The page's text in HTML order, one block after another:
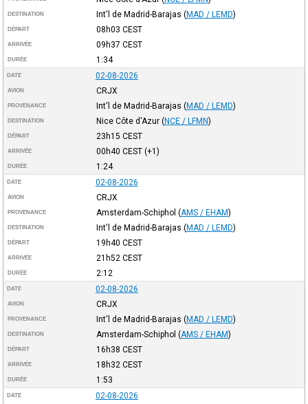
DESTINATION Int'l de Madrid-Barajas (MAD / LEMD)
DÉPART 08h03 CEST
ARRIVÉE 09h37 CEST
DURÉE 1:34
DATE 02-08-2026
AVION CRJX
PROVENANCE Int'l de Madrid-Barajas (MAD / LEMD)
DESTINATION Nice Côte d'Azur (NCE / LFMN)
DÉPART 23h15 CEST
ARRIVÉE 00h40 CEST(+1)
DURÉE 1:24
DATE 02-08-2026
AVION CRJX
PROVENANCE Amsterdam-Schiphol (AMS / EHAM)
DESTINATION Int'l de Madrid-Barajas (MAD / LEMD)
DÉPART 19h40 CEST
ARRIVÉE 21h52 CEST
DURÉE 2:12
DATE 02-08-2026
AVION CRJX
PROVENANCE Int'l de Madrid-Barajas (MAD / LEMD)
DESTINATION Amsterdam-Schiphol (AMS / EHAM)
DÉPART 16h38 CEST
ARRIVÉE 18h32 CEST
DURÉE 1:53
DATE 02-08-2026